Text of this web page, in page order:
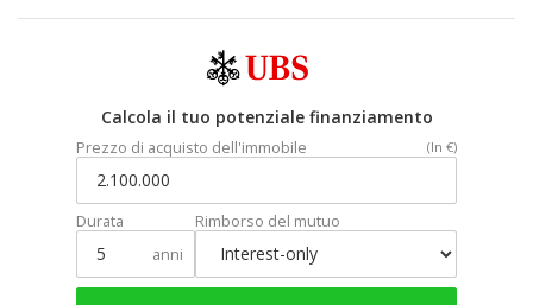
Calcola il tuo potenziale finanziamento
Prezzo di acquisto dell'immobile (In €)
Durata
anni
Rimborso del mutuo